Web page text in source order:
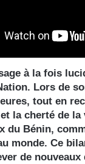
à la fois
Lors de
tout en
la cherté de
du Bénin,
monde. Ce
de